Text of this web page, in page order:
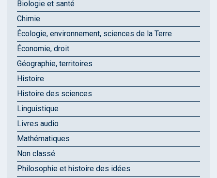
Biologie et santé
Chimie
Écologie, environnement, sciences de la Terre
Économie, droit
Géographie, territoires
Histoire
Histoire des sciences
Linguistique
Livres audio
Mathématiques
Non classé
Philosophie et histoire des idées